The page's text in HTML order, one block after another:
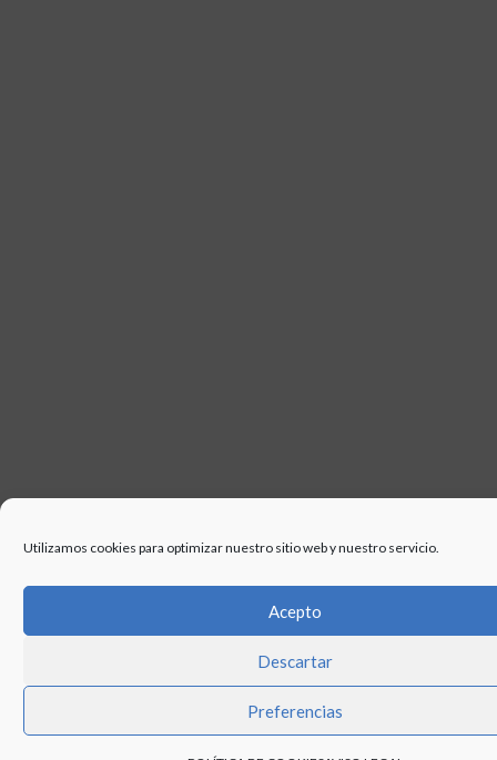
Utilizamos cookies para optimizar nuestro sitio web y nuestro servicio.
Acepto
Descartar
Preferencias